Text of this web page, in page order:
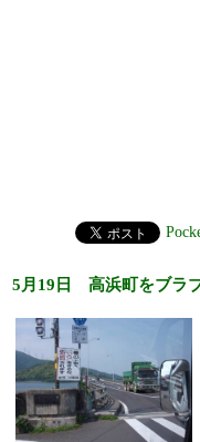
5月19日 高浜町をブラ